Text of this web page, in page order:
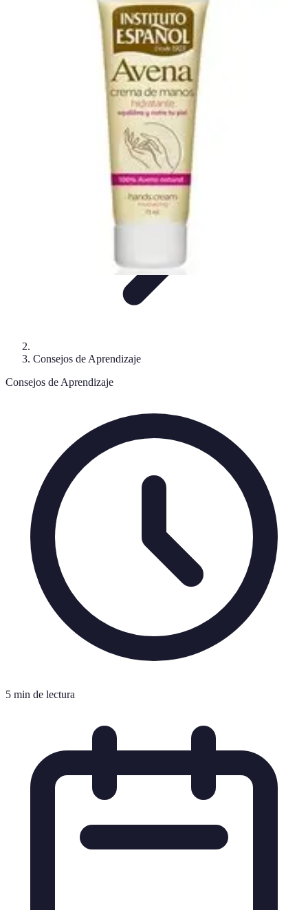
Recursos de Aprendizaje
Técnicas de
Cursos y RecursosMétodos de Aprendizaje
Consejos de Aprendizaje
Consejos de Aprendizaje
5 min de lectura